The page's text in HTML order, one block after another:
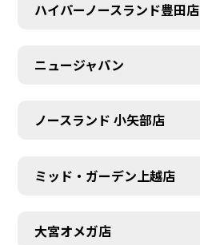
ハイパーノースランド豊田店
ニュージャパン
ノースランド 小矢部店
ミッド・ガーデン上越店
大宮オメガ店